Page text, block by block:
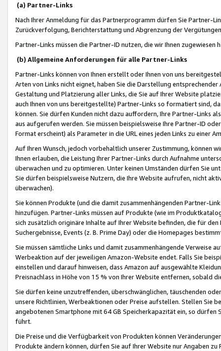
(a) Partner-Links
Nach Ihrer Anmeldung für das Partnerprogramm dürfen Sie Partner-
Zurückverfolgung, Berichterstattung und Abgrenzung der
Partner-Links müssen die Partner-ID nutzen, die wir Ihnen zugewiesen
(b) Allgemeine Anforderungen für alle Partner-Links
Partner-Links können von Ihnen erstellt oder Ihnen von uns
Arten von Links nicht eignet, haben Sie die Darstellung
Gestaltung und Platzierung aller Links, die Sie auf Ihrer Website
auch Ihnen von uns bereitgestellte) Partner-Links so formatiert sind,
können. Sie dürfen Kunden nicht dazu auffordern, Ihre Partner-Links
aus aufgerufen werden. Sie müssen beispielsweise Ihre Partner-ID
Format erscheint) als Parameter in die URL eines jeden Links zu einer
Auf Ihren Wunsch, jedoch vorbehaltlich unserer Zustimmung, können
Ihnen erlauben, die Leistung Ihrer Partner-Links durch Aufnahme
überwachen und zu optimieren. Unter keinen Umständen dürfen Sie
Sie dürfen beispielsweise Nutzern, die Ihre Website aufrufen, nicht
überwachen).
Sie können Produkte (und die damit zusammenhängenden Partner-
hinzufügen. Partner-Links müssen auf Produkte (wie im
sich zusätzlich originäre Inhalte auf Ihrer Website befinden, die für
Suchergebnisse, Events (z. B. Prime Day) oder die Homepages
Sie müssen sämtliche Links und damit zusammenhängende
Werbeaktion auf der jeweiligen Amazon-Website endet. Falls Sie
einstellen und darauf hinweisen, dass Amazon auf ausgewählte
Preisnachlass in Höhe von 15 % von Ihrer Website entfernen, sobald
Sie dürfen keine unzutreffenden, überschwänglichen, täuschenden
unsere Richtlinien, Werbeaktionen oder Preise aufstellen. Stellen Sie
angebotenen Smartphone mit 64 GB Speicherkapazität ein, so dürfen
führt.
Die Preise und die Verfügbarkeit von Produkten können
Produkte ändern können, dürfen Sie auf Ihrer Website nur Angaben